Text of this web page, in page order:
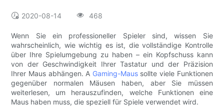
2020-08-14 468
Wenn Sie ein professioneller Spieler sind, wissen Sie
wahrscheinlich, wie wichtig es ist, die vollständige Kontrolle
über Ihre Spielumgebung zu haben – ein Kopfschuss kann
von der Geschwindigkeit Ihrer Tastatur und der Präzision
Ihrer Maus abhängen. A Gaming-Maus sollte viele Funktionen
gegenüber normalen Mäusen haben, aber Sie müssen
weiterlesen, um herauszufinden, welche Funktionen eine
Maus haben muss, die speziell für Spiele verwendet wird.